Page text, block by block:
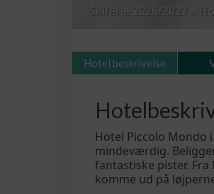
Skiferie 2026/2027 »
Hotel beskrivelse
Hotel Piccolo Mondo
mindeværdig.
fantastiske pister.
komme ud på